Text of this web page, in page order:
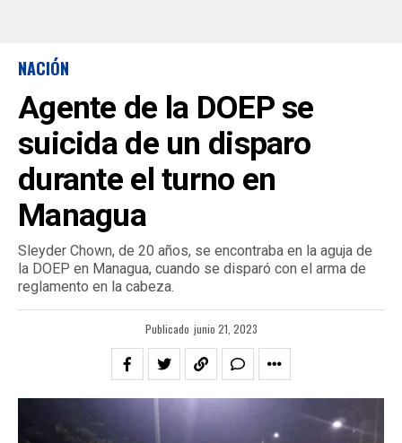
NACIÓN
Agente de la DOEP se
suicida de un disparo
durante el turno en
Managua
Sleyder Chown, de 20 años, se encontraba en la aguja de
la DOEP en Managua, cuando se disparó con el arma de
reglamento en la cabeza.
Publicado junio 21, 2023